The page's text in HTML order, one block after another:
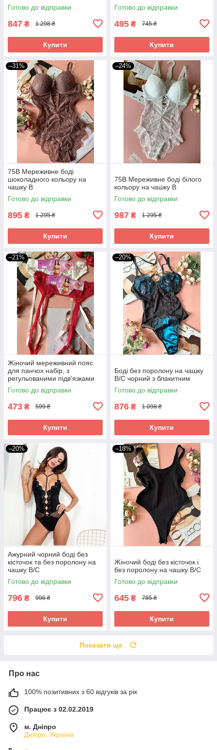
Готово до відправки
847 ₴ 1 298 ₴
Купити
Готово до відправки
495 ₴ 745 ₴
Купити
–31%
75В Мереживне боді
шоколадного кольору на
чашку В
Готово до відправки
895 ₴ 1 295 ₴
Купити
–24%
75B Мереживне боді білого
кольору на чашку В
Готово до відправки
987 ₴ 1 295 ₴
Купити
–21%
Жіночий мереживний пояс
для панчох набір, з
регульованими підв'язками
Готово до відправки
473 ₴ 599 ₴
Купити
–20%
Боді без поролону на чашку
В/С чорний з блакитним
Готово до відправки
876 ₴ 1 098 ₴
Купити
–20%
Ажурний чорний боді без
кісточок та без поролону на
чашку В/С
Готово до відправки
796 ₴ 996 ₴
Купити
–18%
Жіночий боді без кісточок і
без поролону на чашку В/С
Готово до відправки
645 ₴ 785 ₴
Купити
Показати ще
Про нас
100% позитивних з 60 відгуків за рік
Працює з 02.02.2019
м. Дніпро
Дніпро, Україна